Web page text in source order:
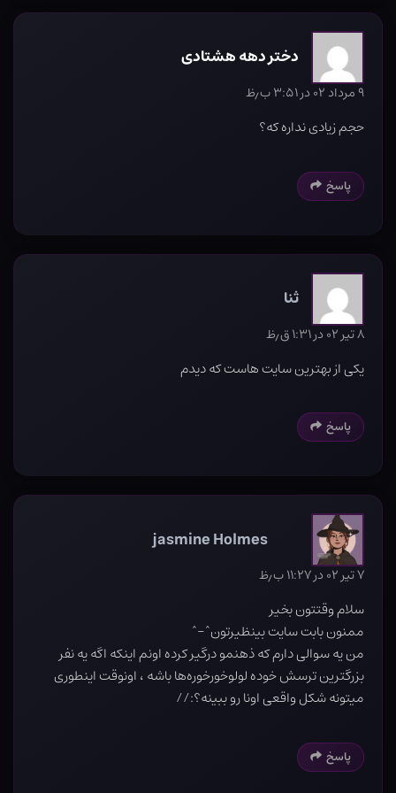
دختر دهه هشتادی
۹ مرداد ۰۲ در ۳:۵۱ ب٫ظ
حجم زیادی نداره که؟
پاسخ
ثنا
۸ تیر ۰۲ در ۱:۳۱ ق٫ظ
یکی از بهترین سایت هاست که دیدم
پاسخ
jasmine Holmes
۷ تیر ۰۲ در ۱۱:۲۷ ب٫ظ
سلام وقتتون بخیر
ممنون بابت سایت بینظیرتون^-^
من یه سوالی دارم که ذهنمو درگیر کرده اونم اینکه اگه یه نفر
بزرگترین ترسش خوده لولوخورخوره‌ها باشه ، اونوقت اینطوری
میتونه شکل واقعی اونا رو ببینه؟://
پاسخ